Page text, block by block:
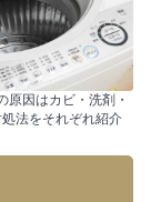
原因はカビ・洗剤・
法をそれぞれ紹介